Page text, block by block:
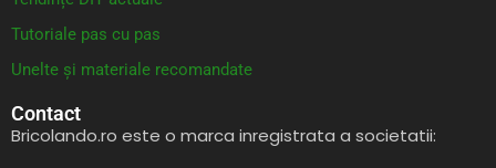
Tutoriale pas cu pas
Unelte și materiale recomandate
Contact
Bricolando.ro este o marca inregistrata a societatii: